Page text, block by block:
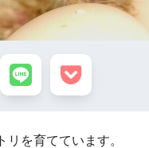
を育てています。